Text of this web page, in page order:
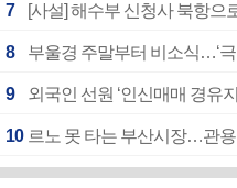
7 [사설] 해수부 신청사 북항으
8 부울경 주말부터 비소식…‘
9 외국인 선원 ‘인신매매 경유
10 르노 못 타는 부산시장…관